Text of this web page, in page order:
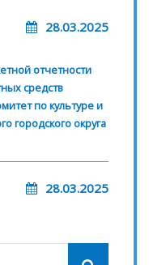
28.03.2025
отчетности
средств
по культуре и
городского округа
28.03.2025